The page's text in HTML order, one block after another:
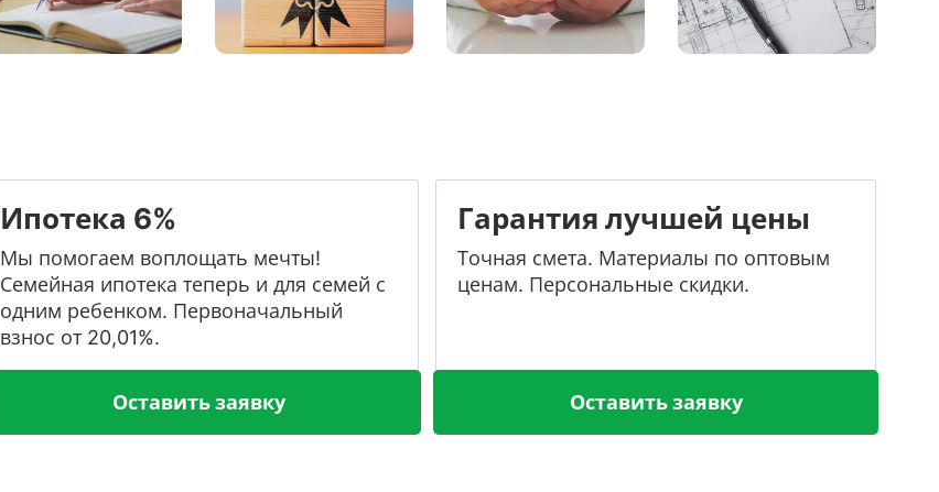
Ипотека 6%
Мы помогаем воплощать мечты!
Семейная ипотека теперь и для семей с
одним ребенком. Первоначальный
взнос от 20,01%.
Оставить заявку
Гарантия лучшей цены
Точная смета. Материалы по оптовым
ценам. Персональные скидки.
Оставить заявку